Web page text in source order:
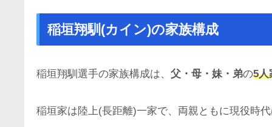
稲垣翔馴(カイン)の家族構成
稲垣翔馴選手の家族構成は、 父・母・妹・弟の5人
稲垣家は陸上(長距離)一家で、両親ともに現役時